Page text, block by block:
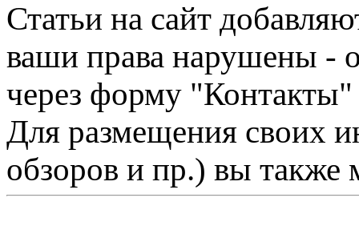
Статьи на сайт
ваши права нарушены -
через форму "Контакты"
Для размещения своих
обзоров и пр.) вы также